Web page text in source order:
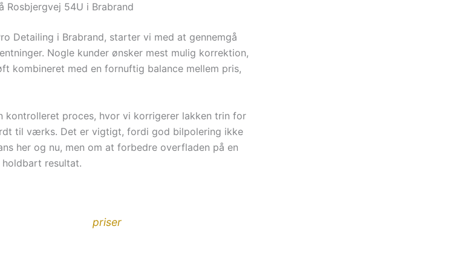
Rosbjergvej 54U i Brabrand
Detailing i Brabrand, starter vi med at gennemgå
Nogle kunder ønsker mest mulig korrektion,
kombineret med en fornuftig balance mellem pris,
kontrolleret proces, hvor vi korrigerer lakken trin for
til værks. Det er vigtigt, fordi god bilpolering ikke
her og nu, men om at forbedre overfladen på en
resultat.
priser